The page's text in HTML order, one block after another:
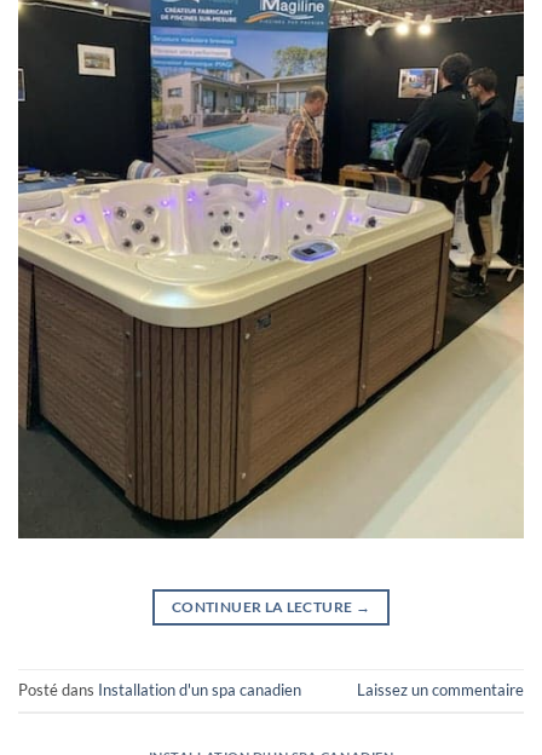
CONTINUER LA LECTURE →
Posté dans Installation d'un spa canadien Laissez un commentaire